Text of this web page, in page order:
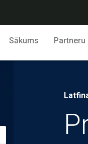
Sākums Partneru